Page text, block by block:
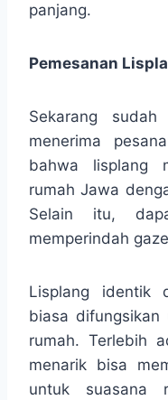
panjang.
Pemesanan
Sekarang
menerima
bahwa lisplang
rumah Jawa
Selain itu,
memperindah
Lisplang identik
biasa difungsikan
rumah. Terlebih
menarik bisa
untuk suasana